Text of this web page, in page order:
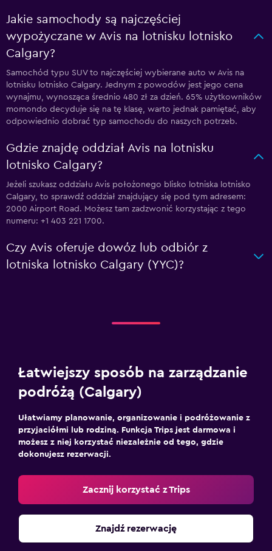
Jakie samochody są najczęściej
wypożyczane w Avis na lotnisku lotnisko
Calgary?
Samochód typu SUV to najczęściej wybierane auto w Avis na
lotnisku lotnisko Calgary. Jednym z powodów jest jego cena
wynajmu, wynosząca średnio 480 zł za dzień. 65% użytkowników
momondo decyduje się na tę klasę, warto jednak pamiętać, aby
odpowiednio dobrać typ samochodu do naszych potrzeb.
Gdzie znajdę oddział Avis na lotnisku
lotnisko Calgary?
Jeżeli szukasz oddziału Avis położonego blisko lotniska lotnisko
Calgary, to sprawdź oddział znajdujący się pod tym adresem:
2000 Airport Road. Możesz tam zadzwonić korzystając z tego
numeru: +1 403 221 1700.
Czy Avis oferuje dowóz lub odbiór z
lotniska lotnisko Calgary (YYC)?
Łatwiejszy sposób na zarządzanie
podróżą (Calgary)
Ułatwiamy planowanie, organizowanie i podróżowanie z
przyjaciółmi lub rodziną. Funkcja Trips jest darmowa i
możesz z niej korzystać niezależnie od tego, gdzie
dokonujesz rezerwacji.
Zacznij korzystać z Trips
Znajdź rezerwację